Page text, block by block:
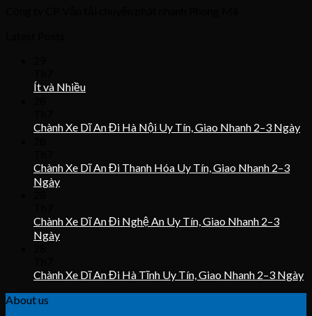
Ít và Nhiều
Chành Xe Dĩ An Đi Hà Nội Uy Tín, Giao Nhanh 2–3 Ngày
Chành Xe Dĩ An Đi Thanh Hóa Uy Tín, Giao Nhanh 2–3
Ngày
Chành Xe Dĩ An Đi Nghệ An Uy Tín, Giao Nhanh 2–3
Ngày
Chành Xe Dĩ An Đi Hà Tĩnh Uy Tín, Giao Nhanh 2–3 Ngày
About us